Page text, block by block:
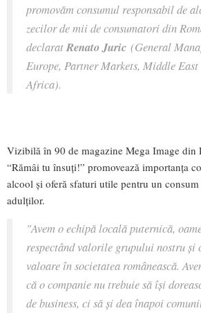
promovăm consumul responsabil de
zecilor de mii de consumatori din
declaratRenato Juric (General
Europe, Partner Markets, Middle
Africa).
Vizibilă în 90 de magazine Mega Image din
“Rămâi tu însuţi!” promovează importanţa
alcool şi oferă sfaturi utile pentru un
adulţilor.
"Avem o echipă locală puternică,
respectând valorile grupului nostru şi
valoare în societatea românească.
că o companie nu trebuie să îşi
de business, ci să şi dea înapoi